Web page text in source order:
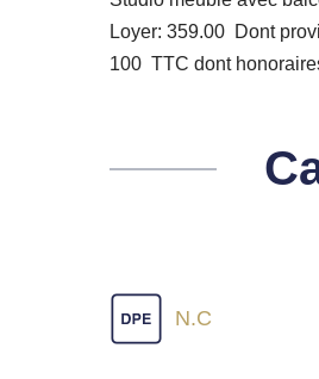
Loyer: 359.00  Dont
100  TTC dont
N.C